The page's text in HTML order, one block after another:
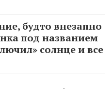
будто внезапно
под названием
солнце и все